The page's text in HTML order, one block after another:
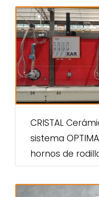
CRISTAL
sistema
hornos de